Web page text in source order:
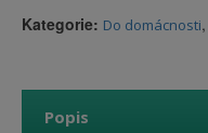
Kategorie: Do domácnosti,
Popis